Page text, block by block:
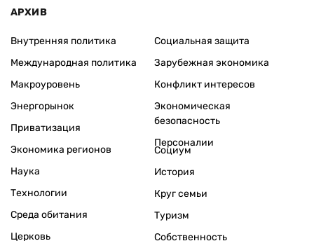
АРХИВ
Внутренняя политика
Международная политика
Макроуровень
Энергорынок
Приватизация
Экономика регионов
Социальная защита
Зарубежная экономика
Конфликт интересов
Экономическая
безопасность
Персоналии
Наука
Технологии
Среда обитания
Церковь
Социум
История
Круг семьи
Туризм
Собственность